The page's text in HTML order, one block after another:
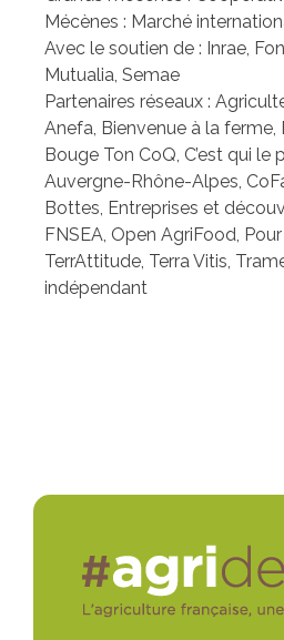
Mécènes : Marché
Avec le soutien de : Inrae,
Mutualia, Semae
Partenaires réseaux :
Anefa, Bienvenue à la
Bouge Ton CoQ, C’est qui le
Auvergne-Rhône-Alpes,
Bottes, Entreprises et
FNSEA, Open AgriFood,
TerrAttitude, Terra Vitis,
indépendant